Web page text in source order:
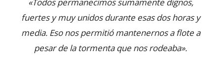
«Todos permanecimos sumamente dignos,
fuertes y muy unidos durante esas dos horas y
media. Eso nos permitió mantenernos a flote a
pesar de la tormenta que nos rodeaba».